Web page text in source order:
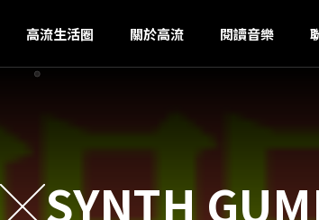
高流生活圈 關於高流 閱讀音樂